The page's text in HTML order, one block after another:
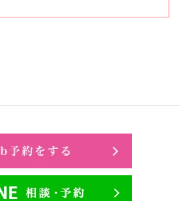
から取得する情報
識別することができる情報
ービスの利用に関連して取得す